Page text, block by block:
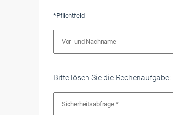
*Pflichtfeld
Bitte lösen Sie die Rechenaufgabe: